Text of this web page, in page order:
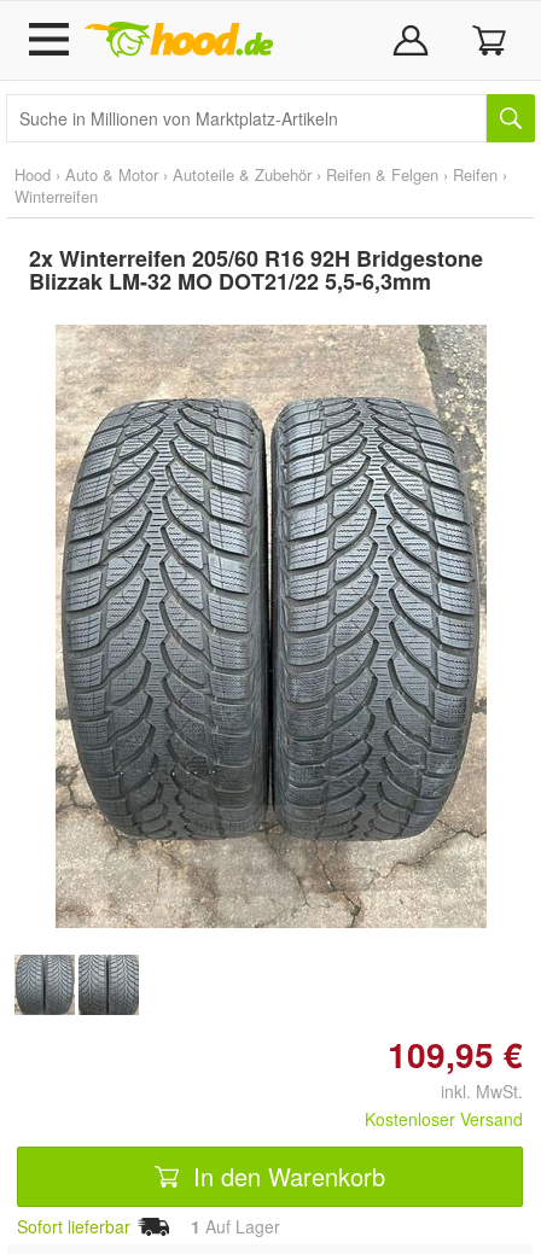
Hood › Auto & Motor › Autoteile & Zubehör › Reifen & Felgen › Reifen ›
Winterreifen
2x Winterreifen 205/60 R16 92H Bridgestone
Blizzak LM-32 MO DOT21/22 5,5-6,3mm
Doppelt antippen zum
vergrößern
109,95 €
inkl. MwSt.
Kostenloser Versand
In den Warenkorb
Sofort lieferbar 1 Auf Lager